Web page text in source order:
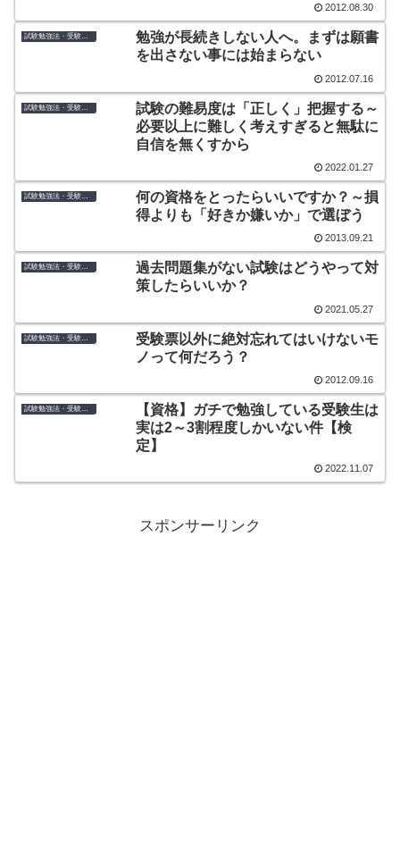
2012.08.30
試験勉強法・受験のコツ
勉強が長続きしない人へ。まずは願書
を出さない事には始まらない
2012.07.16
試験の難易度は「正しく」把握する～
必要以上に難しく考えすぎると無駄に
自信を無くすから
2022.01.27
試験勉強法・受験のコツ
何の資格をとったらいいですか？～損
得よりも「好きか嫌いか」で選ぼう
2013.09.21
試験勉強法・受験のコツ
過去問題集がない試験はどうやって対
策したらいいか？
2021.05.27
受験票以外に絶対忘れてはいけないモ
ノって何だろう？
2012.09.16
試験勉強法・受験のコツ
【資格】ガチで勉強している受験生は
実は2～3割程度しかいない件【検
定】
2022.11.07
スポンサーリンク